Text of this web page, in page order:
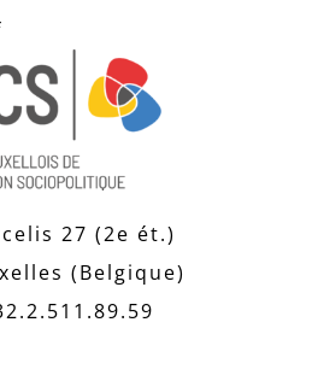
27 (2e ét.)
(Belgique)